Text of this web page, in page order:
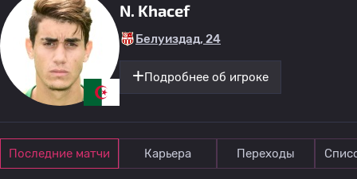
N. Khacef
Белуиздад, 24
Подробнее об игроке
Последние матчи Карьера Переходы